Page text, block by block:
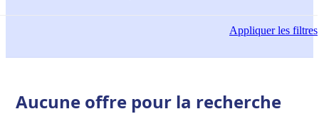
Appliquerles filtres
Aucune offre pour la recherche